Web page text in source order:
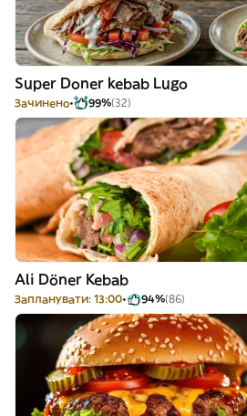
Super Doner kebab Lugo
Зачинено 99%(32)
Ali Döner Kebab
Запланувати: 13:00 94%(86)